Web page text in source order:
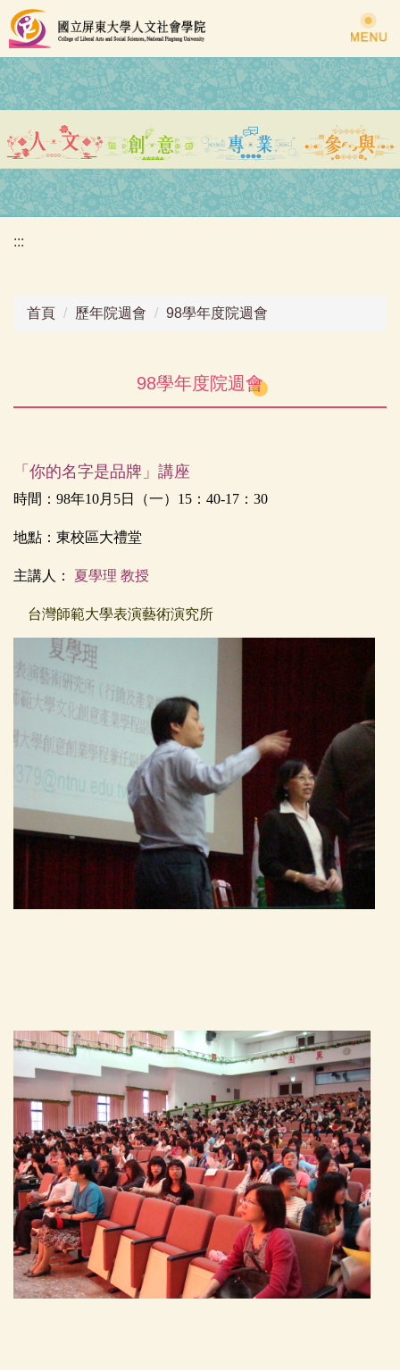
跳
到
主
要
內
區
:::
首頁 歷年院週會 98學年度院週會
98學年度院週會
「你的名字是品牌」講座
時間： 98年10月 5日（一） 15 ： 40-17 ： 30
地點：東校區大禮堂
主講人： 夏學理 教授
台灣師範大學表演藝術演究所